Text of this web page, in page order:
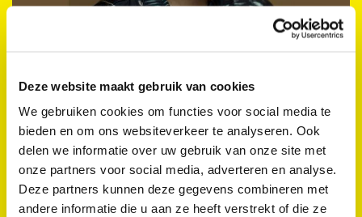
Deze website maakt gebruik van cookies
We gebruiken cookies om functies voor social media te
bieden en om ons websiteverkeer te analyseren. Ook
delen we informatie over uw gebruik van onze site met
onze partners voor social media, adverteren en analyse.
Deze partners kunnen deze gegevens combineren met
andere informatie die u aan ze heeft verstrekt of die ze
Samir Fighil - Turbulentie
Werftheater
Za 13 sep. 2025 12:30 - 13:00
Theater